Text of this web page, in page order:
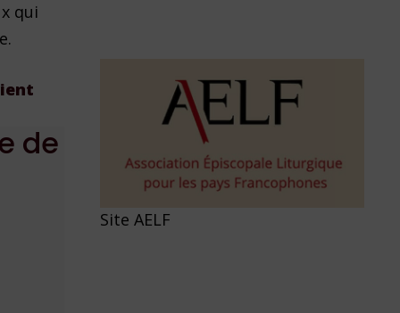
qui
de
Site AELF